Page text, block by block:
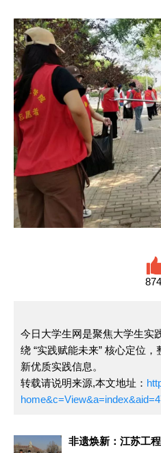
874
今日大学生网是聚焦大学生实
绕 “实践赋能未来” 核心定位
新优质实践信息。
转载请说明来源,本文地址：